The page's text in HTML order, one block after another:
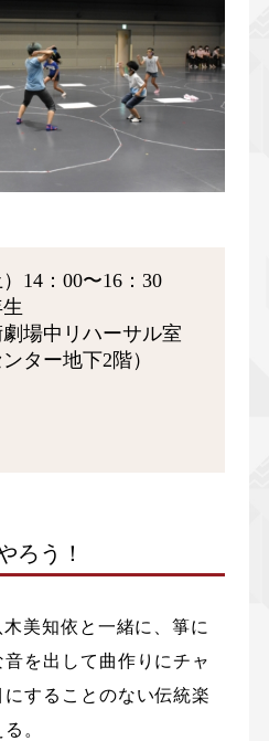
14：00〜16：30
場中リハーサル室
ター地下2階）
ろう！
美知依と一緒に、箏に
を出して曲作りにチャ
することのない伝統楽
。